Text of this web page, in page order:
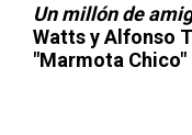
Un millón de
Wattsy Alfonso
"Marmota Chico"